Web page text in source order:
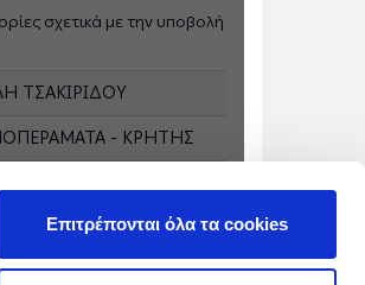
Επιτρέπονται όλα τα cookies
σχετικά με την υποβολή
ΤΣΑΚΙΡΙΔΟΥ
- ΚΡΗΤΗΣ